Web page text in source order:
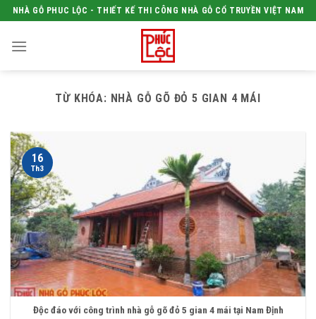
Skip
to
content
NHÀ GỖ PHUC LỘC - THIẾT KẾ THI CÔNG NHÀ GỖ CỔ TRUYỀN VIỆT NAM
TỪ KHÓA: NHÀ GỖ GÕ ĐỎ 5 GIAN 4 MÁI
Độc đáo với công trình nhà gỗ gõ đỏ 5 gian 4 mái tại Nam Định
16
Th3